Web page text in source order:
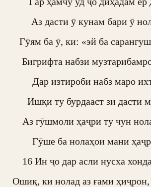
Аз дасти ӯ кунам бари ӯ
Гӯям ба ӯ, ки: «эй ба
Бигрифта набзи
Дар изтироби набз маро
Ишқи ту бурдааст зи дасти
Аз гӯшмоли ҳаҷри ту чун
Гӯше ба нолаҳои мани
16 Ин ҷо дар асли нусха
Ошиқ, ки нолад аз ғами ҳиҷрон,